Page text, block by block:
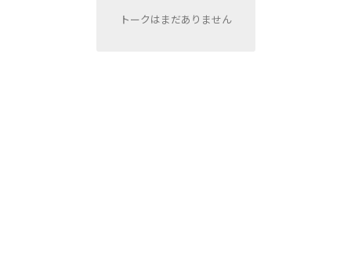
トークはまだありません